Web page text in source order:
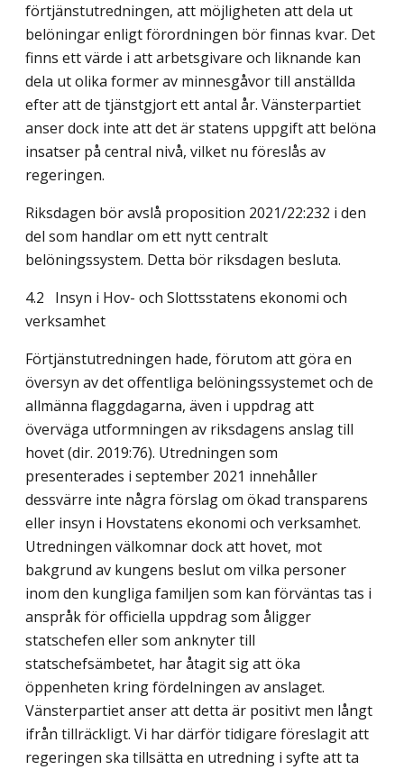
förtjänst­utredningen, att möjligheten att dela ut
belöningar enligt förordningen bör finnas kvar. Det
finns ett värde i att arbetsgivare och liknande kan
dela ut olika former av minnes­gåvor till anställda
efter att de tjänstgjort ett antal år. Vänsterpartiet
anser dock inte att det är statens uppgift att belöna
insatser på central nivå, vilket nu föreslås av
regeringen.
Riksdagen bör avslå proposition 2021/22:232 i den
del som handlar om ett nytt centralt
belöningssystem. Detta bör riksdagen besluta.
4.2 Insyn i Hov- och Slottsstatens ekonomi och
verksamhet
Förtjänstutredningen hade, förutom att göra en
översyn av det offentliga belöningssystemet och de
allmänna flaggdagarna, även i uppdrag att
överväga utformningen av riksdagens anslag till
hovet (dir. 2019:76). Utredningen som
presenterades i september 2021 innehåller
dessvärre inte några förslag om ökad transparens
eller insyn i Hovstatens ekonomi och verksamhet.
Utredningen välkomnar dock att hovet, mot
bakgrund av kungens beslut om vilka personer
inom den kungliga familjen som kan förväntas tas i
anspråk för officiella uppdrag som åligger
statschefen eller som anknyter till
statschefsämbetet, har åtagit sig att öka
öppenheten kring fördelningen av anslaget.
Vänsterpartiet anser att detta är positivt men långt
ifrån tillräckligt. Vi har därför tidigare föreslagit att
regeringen ska tillsätta en utredning i syfte att ta